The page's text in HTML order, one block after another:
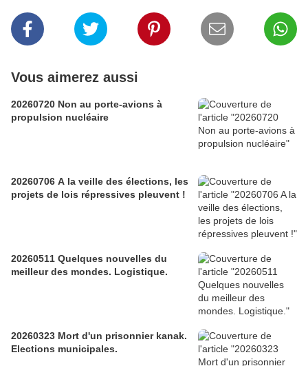
Vous aimerez aussi
20260720 Non au porte-avions à
propulsion nucléaire
20260706 A la veille des élections, les
projets de lois répressives pleuvent !
20260511 Quelques nouvelles du
meilleur des mondes. Logistique.
20260323 Mort d'un prisonnier kanak.
Elections municipales.